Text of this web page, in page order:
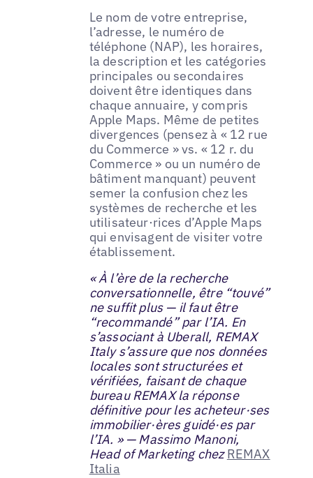
Le nom de votre entreprise,
l’adresse, le numéro de
téléphone (NAP), les horaires,
la description et les catégories
principales ou secondaires
doivent être identiques dans
chaque annuaire, y compris
Apple Maps. Même de petites
divergences (pensez à « 12 rue
du Commerce » vs. « 12 r. du
Commerce » ou un numéro de
bâtiment manquant) peuvent
semer la confusion chez les
systèmes de recherche et les
utilisateur·rices d’Apple Maps
qui envisagent de visiter votre
établissement.
« À l’ère de la recherche
conversationnelle, être “touvé”
ne suffit plus — il faut être
“recommandé” par l’IA. En
s’associant à Uberall, REMAX
Italy s’assure que nos données
locales sont structurées et
vérifiées, faisant de chaque
bureau REMAX la réponse
définitive pour les acheteur·ses
immobilier·ères guidé·es par
l’IA. » — Massimo Manoni,
Head of Marketing chez REMAX
Italia